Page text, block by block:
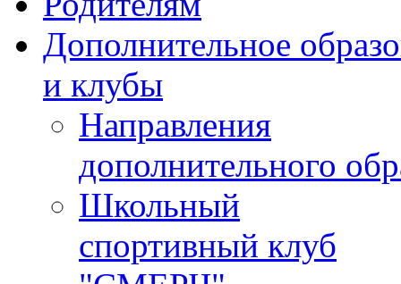
Дополнительное
и клубы
Направления
дополнительного
Школьный
спортивный клуб